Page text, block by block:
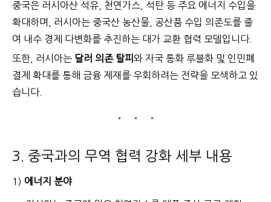
중국은 러시아산 석유, 천연가스, 석탄 등 주요 에너지 수입을
확대하며, 러시아는 중국산 농산물, 공산품 수입 의존도를 줄
여 내수 경제 다변화를 추진하는 대가 교환 협력 모델입니다.
또한, 러시아는 달러 의존 탈피 와 자국 통화 루블화 및 인민폐
결제 확대를 통해 금융 제재를 우회하려는 전략을 모색하고 있
습니다.
3. 중국과의 무역 협력 강화 세부 내용
1) 에너지 분야